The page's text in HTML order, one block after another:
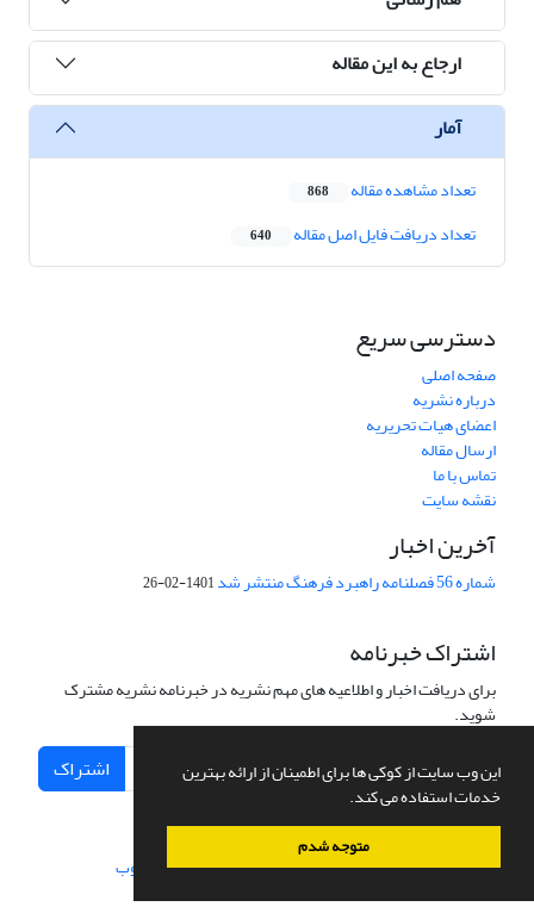
این وب سایت از کوکی ها برای اطمینان از ارائه بهترین
خدمات استفاده می کند.
متوجه شدم
ارجاع به این مقاله
آمار
تعداد مشاهده مقاله 868
تعداد دریافت فایل اصل مقاله 640
دسترسی سریع
صفحه اصلی
درباره نشریه
اعضای هیات تحریریه
ارسال مقاله
تماس با ما
نقشه سایت
آخرین اخبار
شماره 56 فصلنامه راهبرد فرهنگ منتشر شد 1401-02-26
اشتراک خبرنامه
برای دریافت اخبار و اطلاعیه های مهم نشریه در خبرنامه نشریه مشترک
شوید.
اشتراک
سامانه مدیریت نشریات علمی.طراحی و پیاده سازی از سیناوب